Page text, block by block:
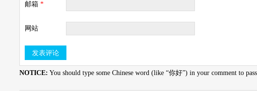
邮箱*
网站
NOTICE: You should type some Chinese word (like “你好”) in your comment to